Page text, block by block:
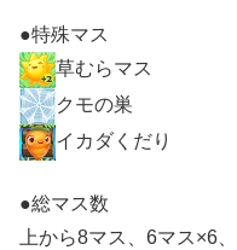
●特殊マス
草むらマス
クモの巣
イカダくだり
●総マス数
上から8マス、6マス×6